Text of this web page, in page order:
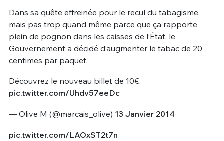
Dans sa quête effreinée pour le recul du tabagisme,
mais pas trop quand même parce que ça rapporte
plein de pognon dans les caisses de l’État, le
Gouvernement a décidé d’augmenter le tabac de 20
centimes par paquet.
Découvrez le nouveau billet de 10€.
pic.twitter.com/Uhdv57eeDc
— Olive M (@marcais_olive) 13 Janvier 2014
pic.twitter.com/LAOxST2t7n